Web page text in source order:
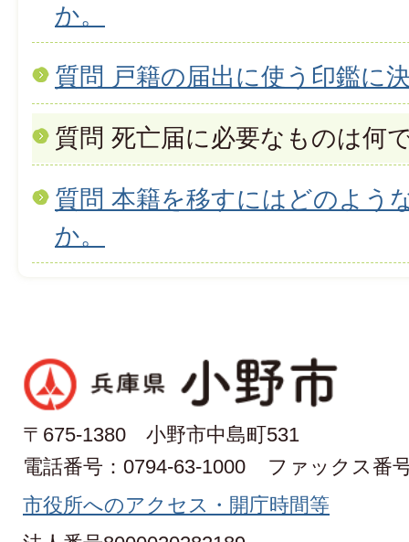
か。
質問 戸籍の届出に使う印鑑に
質問 死亡届に必要なものは何
質問 本籍を移すにはどのよう
か。
〒675-1380 小野市中島町531
電話番号：0794-63-1000
ファックス番
市役所へのアクセス・開庁時間等